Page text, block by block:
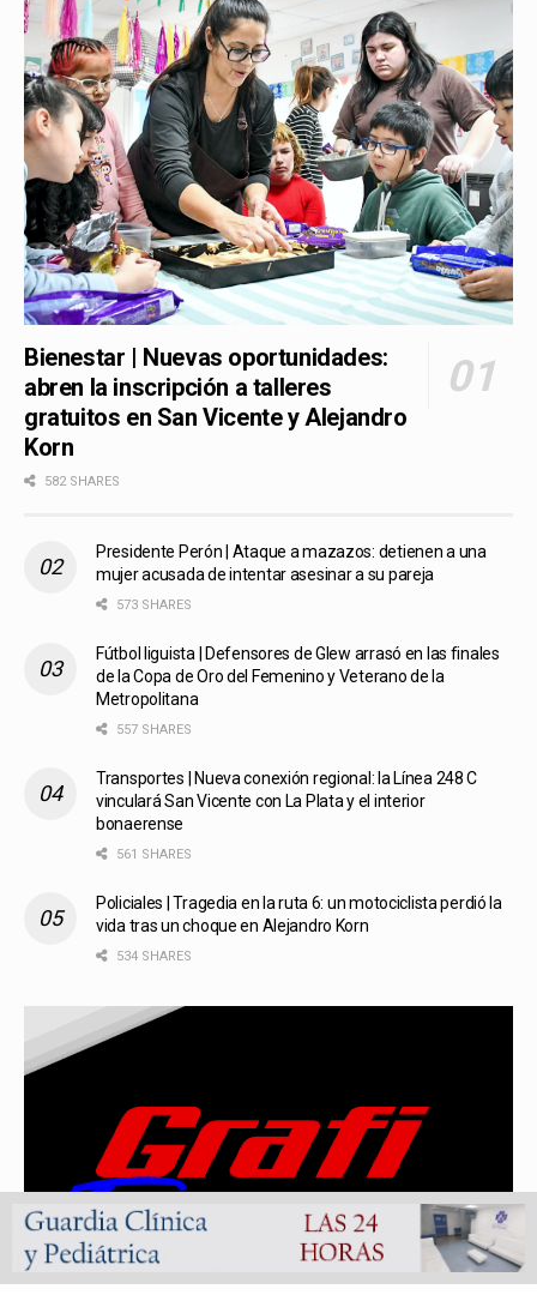
Bienestar | Nuevas oportunidades:
abren la inscripción a talleres
gratuitos en San Vicente y Alejandro
Korn
582 SHARES
Presidente Perón | Ataque a mazazos: detienen a una
mujer acusada de intentar asesinar a su pareja
573 SHARES
Fútbol liguista | Defensores de Glew arrasó en las finales
de la Copa de Oro del Femenino y Veterano de la
Metropolitana
557 SHARES
Transportes | Nueva conexión regional: la Línea 248 C
vinculará San Vicente con La Plata y el interior
bonaerense
561 SHARES
Policiales | Tragedia en la ruta 6: un motociclista perdió la
vida tras un choque en Alejandro Korn
534 SHARES